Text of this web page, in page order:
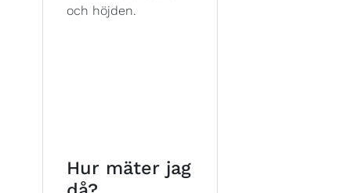
och höjden.
Hur mäter jag